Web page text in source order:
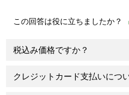
この回答は役に立ちましたか？
税込み価格ですか？
クレジットカード支払いにつ